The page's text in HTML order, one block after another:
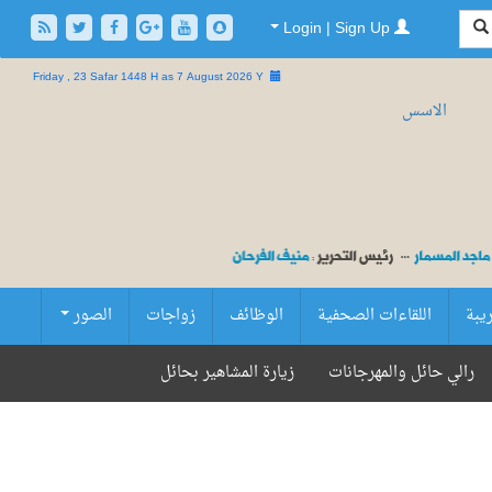
Friday , 23 Safar 1448 H as7 August 2026 Y
اللقاءات الصحفية الوظائف زواجات
الصور
زيارة المشاهير بحائل
رالي حائل والمهرجانات